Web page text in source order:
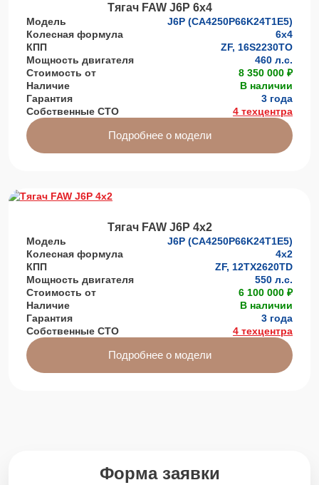
Тягач FAW J6P 6х4
Модель
J6P (CA4250P66K24T1E5)
Колесная формула
6х4
КПП
ZF, 16S2230TO
Мощность двигателя
460 л.с.
Стоимость от
8 350 000 ₽
Наличие
В наличии
Гарантия
3 года
Собственные СТО
4 техцентра
Подробнее о модели
Тягач FAW J6P 4х2
Модель
J6P (CA4250P66K24T1E5)
Колесная формула
4х2
КПП
ZF, 12ТХ2620TD
Мощность двигателя
550 л.с.
Стоимость от
6 100 000 ₽
Наличие
В наличии
Гарантия
3 года
Собственные СТО
4 техцентра
Подробнее о модели
Форма заявки